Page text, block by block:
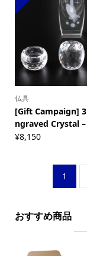
仏具
[Gift Campaign]
ngraved Crystal
¥8,150
1
おすすめ商品